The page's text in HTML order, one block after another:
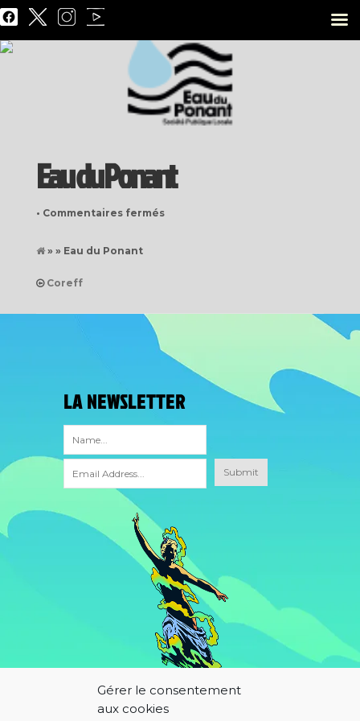
Gérer le consentement
aux cookies
Eau du Ponant
• Commentaires ferméssur
» » Eau du Ponant
Coreff
LA NEWSLETTER